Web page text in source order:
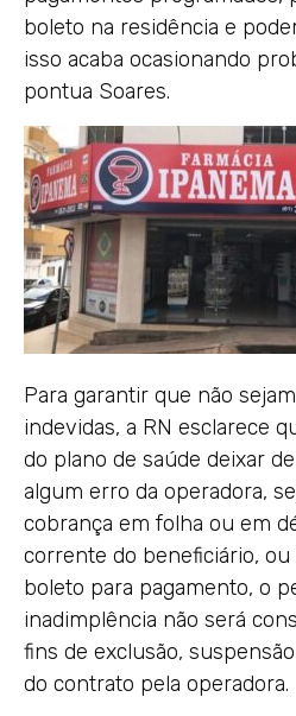
boleto na residência e
isso acaba ocasionando
pontua Soares.
Para garantir que não
indevidas, a RN esclarece
do plano de saúde deixar
algum erro da operadora,
cobrança em folha ou em
corrente do beneficiário,
boleto para pagamento, o
inadimplência não será
fins de exclusão,
do contrato pela operadora.